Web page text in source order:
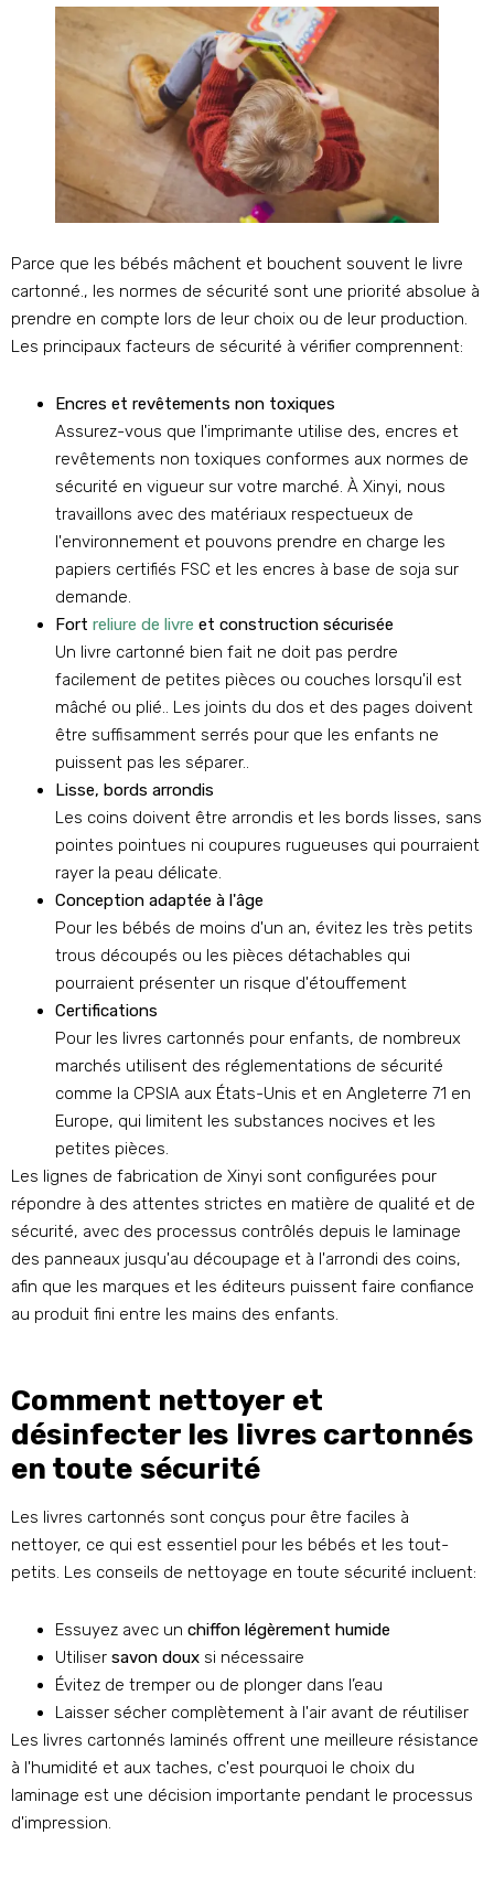
Parce que les bébés mâchent et bouchent souvent le livre
cartonné., les normes de sécurité sont une priorité absolue à
prendre en compte lors de leur choix ou de leur production.
Les principaux facteurs de sécurité à vérifier comprennent:
Encres et revêtements non toxiques
Assurez-vous que l'imprimante utilise des, encres et
revêtements non toxiques conformes aux normes de
sécurité en vigueur sur votre marché. À Xinyi, nous
travaillons avec des matériaux respectueux de
l'environnement et pouvons prendre en charge les
papiers certifiés FSC et les encres à base de soja sur
demande.
Fort reliure de livre et construction sécurisée
Un livre cartonné bien fait ne doit pas perdre
facilement de petites pièces ou couches lorsqu'il est
mâché ou plié.. Les joints du dos et des pages doivent
être suffisamment serrés pour que les enfants ne
puissent pas les séparer..
Lisse, bords arrondis
Les coins doivent être arrondis et les bords lisses, sans
pointes pointues ni coupures rugueuses qui pourraient
rayer la peau délicate.
Conception adaptée à l'âge
Pour les bébés de moins d'un an, évitez les très petits
trous découpés ou les pièces détachables qui
pourraient présenter un risque d'étouffement
Certifications
Pour les livres cartonnés pour enfants, de nombreux
marchés utilisent des réglementations de sécurité
comme la CPSIA aux États-Unis et en Angleterre 71 en
Europe, qui limitent les substances nocives et les
petites pièces.
Les lignes de fabrication de Xinyi sont configurées pour
répondre à des attentes strictes en matière de qualité et de
sécurité, avec des processus contrôlés depuis le laminage
des panneaux jusqu'au découpage et à l'arrondi des coins,
afin que les marques et les éditeurs puissent faire confiance
au produit fini entre les mains des enfants.
Comment nettoyer et
désinfecter les livres cartonnés
en toute sécurité
Les livres cartonnés sont conçus pour être faciles à
nettoyer, ce qui est essentiel pour les bébés et les tout-
petits. Les conseils de nettoyage en toute sécurité incluent:
Essuyez avec un chiffon légèrement humide
Utiliser savon doux si nécessaire
Évitez de tremper ou de plonger dans l’eau
Laisser sécher complètement à l'air avant de réutiliser
Les livres cartonnés laminés offrent une meilleure résistance
à l'humidité et aux taches, c'est pourquoi le choix du
laminage est une décision importante pendant le processus
d'impression.